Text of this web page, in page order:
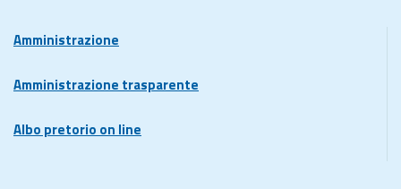
Amministrazione
Amministrazione trasparente
Albo pretorio on line